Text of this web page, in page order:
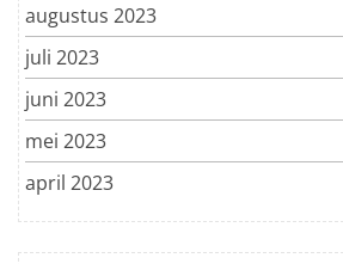
augustus 2023
juli 2023
juni 2023
mei 2023
april 2023